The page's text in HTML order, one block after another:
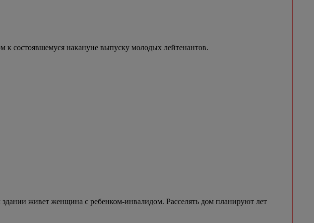
к состоявшемуся накануне выпуску молодых лейтенантов.
живет женщина с ребенком-инвалидом. Расселять дом планируют лет